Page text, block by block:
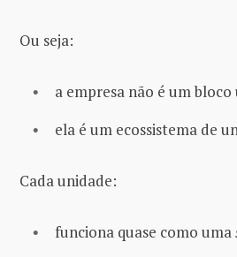
Ou seja:
a empresa não é um bloco
ela é um ecossistema de
Cada unidade:
funciona quase como uma